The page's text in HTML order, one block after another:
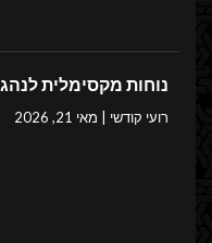
נוחות מקסימלית לנהג
רועי קודשי מאי 21, 2026